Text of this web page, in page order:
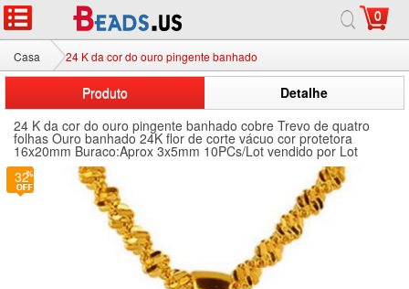
0
Casa 24 K da cor do ouro pingente banhado
Produto
Detalhe
24 K da cor do ouro pingente banhado cobre Trevo de quatro
folhas Ouro banhado 24K flor de corte vácuo cor protetora
16x20mm Buraco:Aprox 3x5mm 10PCs/Lot vendido por Lot